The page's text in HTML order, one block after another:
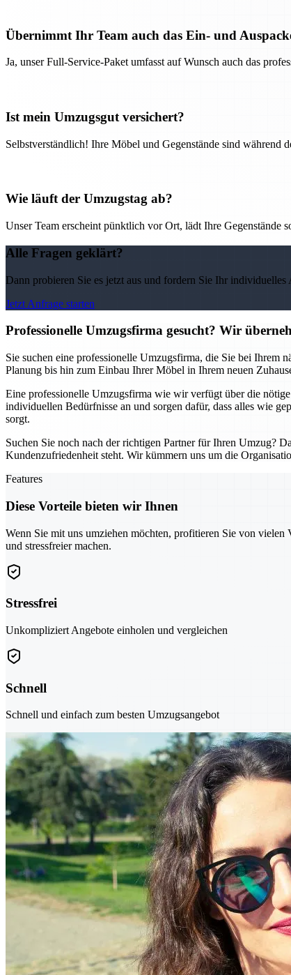
Übernimmt Ihr Team auch das Ein- und
Ja, unser Full-Service-Paket umfasst auf Wunsch auch das
Ist mein Umzugsgut versichert?
Selbstverständlich! Ihre Möbel und Gegenstände sind während
Wie läuft der Umzugstag ab?
Unser Team erscheint pünktlich vor Ort, lädt Ihre Gegenstände
Alle Fragen geklärt?
Dann probieren Sie es jetzt aus und fordern Sie Ihr
Jetzt Anfrage starten
Professionelle Umzugsfirma gesucht? Wir
Sie suchen eine professionelle Umzugsfirma, die Sie bei Ihrem
Planung bis hin zum Einbau Ihrer Möbel in Ihrem neuen
Eine professionelle Umzugsfirma wie wir verfügt über die
individuellen Bedürfnisse an und sorgen dafür, dass alles wie
sorgt.
Suchen Sie noch nach der richtigen Partner für Ihren Umzug?
Kundenzufriedenheit steht. Wir kümmern uns um die
Features
Diese Vorteile bieten wir Ihnen
Wenn Sie mit uns umziehen möchten, profitieren Sie von
und stressfreier machen.
Stressfrei
Unkompliziert Angebote einholen und vergleichen
Schnell
Schnell und einfach zum besten Umzugsangebot